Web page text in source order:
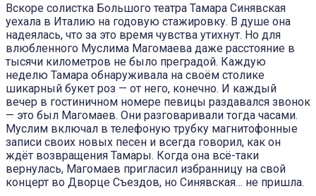
Вскоре солистка Большого театра Тамара Синявская
уехала в Италию на годовую стажировку. В душе она
надеялась, что за это время чувства утихнут. Но для
влюбленного Муслима Магомаева даже расстояние в
тысячи километров не было преградой. Каждую
неделю Тамара обнаруживала на своём столике
шикарный букет роз — от него, конечно. И каждый
вечер в гостиничном номере певицы раздавался звонок
— это был Магомаев. Они разговаривали тогда часами.
Муслим включал в телефоную трубку магнитофонные
записи своих новых песен и всегда говорил, как он
ждёт возвращения Тамары. Когда она всё-таки
вернулась, Магомаев пригласил избранницу на свой
концерт во Дворце Съездов, но Синявская… не пришла.